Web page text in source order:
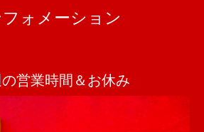
ォメーション
営業時間＆お休み